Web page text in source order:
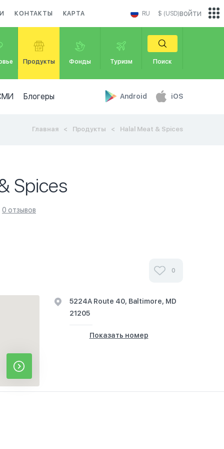
КОНТАКТЫ КАРТА RU $ (USD)
Продукты Фонды Туризм Поиск
Блогеры Android iOS
войти
Главная Продукты Halal Meat & Spices
Spices
0 отзывов
0
5224A Route 40, Baltimore, MD
21205
Показать номер